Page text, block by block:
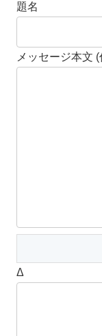
題名
メッセージ本文
Δ